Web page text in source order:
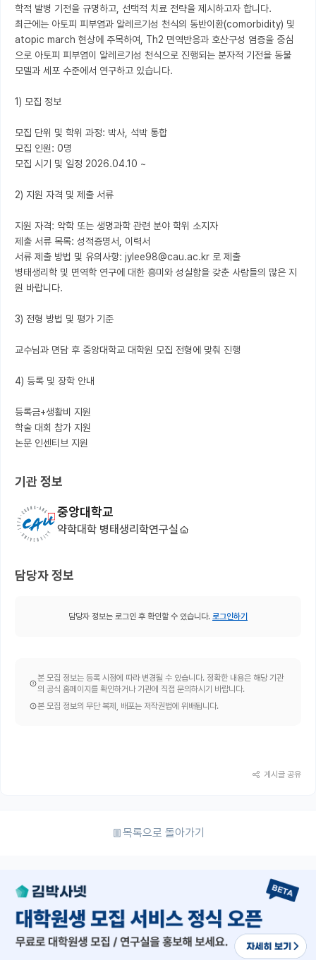
학적 발병 기전을 규명하고, 선택적 치료 전략을 제시하고자 합니다.
최근에는 아토피 피부염과 알레르기성 천식의 동반이환(comorbidity) 및
atopic march 현상에 주목하여, Th2 면역반응과 호산구성 염증을 중심
으로 아토피 피부염이 알레르기성 천식으로 진행되는 분자적 기전을 동물
모델과 세포 수준에서 연구하고 있습니다.
1) 모집 정보
모집 단위 및 학위 과정: 박사, 석박 통합
모집 인원: 0명
모집 시기 및 일정 2026.04.10 ~
2) 지원 자격 및 제출 서류
지원 자격: 약학 또는 생명과학 관련 분야 학위 소지자
제출 서류 목록: 성적증명서, 이력서
서류 제출 방법 및 유의사항: jylee98@cau.ac.kr 로 제출
병태생리학 및 면역학 연구에 대한 흥미와 성실함을 갖춘 사람들의 많은 지
원 바랍니다.
3) 전형 방법 및 평가 기준
교수님과 면담 후 중앙대학교 대학원 모집 전형에 맞춰 진행
4) 등록 및 장학 안내
등록금+생활비 지원
학술 대회 참가 지원
논문 인센티브 지원
기관 정보
중앙대학교
약학대학 병태생리학연구실
담당자 정보
담당자 정보는 로그인 후 확인할 수 있습니다. 로그인하기
본 모집 정보는 등록 시점에 따라 변경될 수 있습니다. 정확한 내용은 해당 기관
의 공식 홈페이지를 확인하거나 기관에 직접 문의하시기 바랍니다.
본 모집 정보의 무단 복제, 배포는 저작권법에 위배됩니다.
게시글 공유
목록으로 돌아가기